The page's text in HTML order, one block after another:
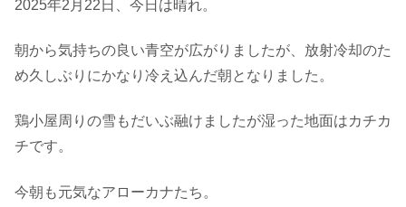
2025年2月22日、今日は晴れ。
朝から気持ちの良い青空が広がりましたが、放射冷却のた
め久しぶりにかなり冷え込んだ朝となりました。
鶏小屋周りの雪もだいぶ融けましたが湿った地面はカチカ
チです。
今朝も元気なアローカナたち。